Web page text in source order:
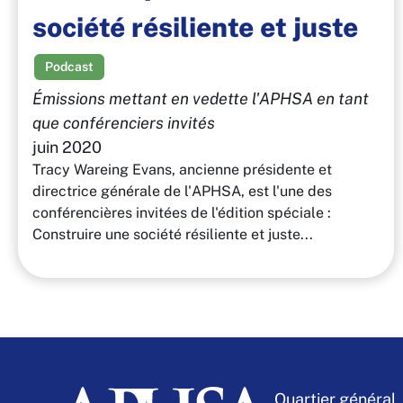
société résiliente et juste
Podcast
Émissions mettant en vedette l'APHSA en tant
que conférenciers invités
juin 2020
Tracy Wareing Evans, ancienne présidente et
directrice générale de l'APHSA, est l'une des
conférencières invitées de l'édition spéciale :
Construire une société résiliente et juste...
Quartier général